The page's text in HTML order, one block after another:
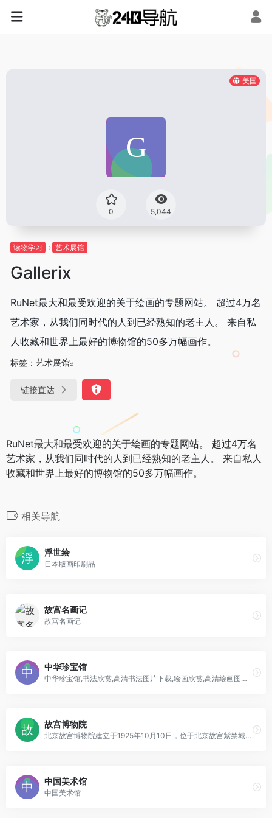
美国
0 5,044
读物学习 艺术展馆
Gallerix
RuNet最大和最受欢迎的关于绘画的专题网站。 超过4万名
艺术家，从我们同时代的人到已经熟知的老主人。 来自私
人收藏和世界上最好的博物馆的50多万幅画作。
标签： 艺术展馆
链接直达
RuNet最大和最受欢迎的关于绘画的专题网站。 超过4万名
艺术家，从我们同时代的人到已经熟知的老主人。 来自私人
收藏和世界上最好的博物馆的50多万幅画作。
相关导航
浮世绘
日本版画印刷品
故宫名画记
故宫名画记
中华珍宝馆
中华珍宝馆,书法欣赏,高清书法图片下载,绘画欣赏,高清绘画图片下载
故宫博物院
北京故宫博物院建立于1925年10月10日，位于北京故宫紫禁城内。是在明朝、清朝两代皇宫及其收藏的基础上建立起来的中国综合性博物馆，也是中国最大的古代文化艺术博物馆，其文物收藏主要来源于清代宫中旧藏，是第一批全国爱国主义教育示范基地。
中国美术馆
中国美术馆